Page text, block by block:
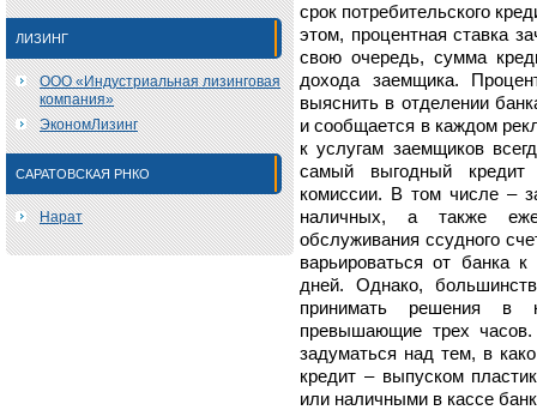
ЛИЗИНГ
ООО «Индустриальная лизинговая
компания»
ЭкономЛизинг
САРАТОВСКАЯ РНКО
Нарат
срок потребительского
этом, процентная ставка
свою очередь, сумма
дохода заемщика.
выяснить в отделении
и сообщается в каждом
к услугам заемщиков
самый выгодный
комиссии. В том числе –
наличных, а также
обслуживания ссудного
варьироваться от банка
дней. Однако,
принимать решения в
превышающие трех часов.
задуматься над тем, в
кредит – выпуском
или наличными в кассе